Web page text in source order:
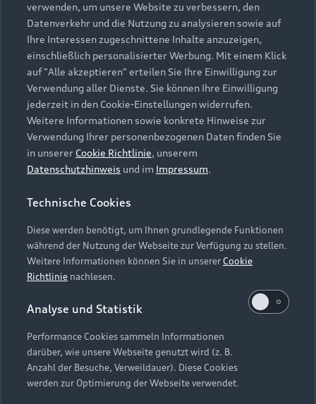
Modelle vergleichen
Elektromodelle
Plug-in-Hybride
Neuwagensuche
Gebrauchtwagensuche
Gebrauchtwagen
Finanzierung
Aktionen & Angebote
Geschäftskunden
Service & Zubehör
Saisonale Angebote
Audi Services
Garantie
Audi digital services
myAudi
Support
Kundenservice
Händlersuche
Audi Code
Online-Terminvereinbarung
Servicekontakt
Vertrag widerrufen
Über Audi
Unternehmen
Karriere
Investor Relations
Presse & Media Center
Datenschutz
Audi erleben
Newsletter
Impressum Rechtliches
Hinweisgebersystem
Datenschutzinformation
Cookie-Einstellungen
Cookie-Richtlinie
Barrierefreiheit
Hinweis: Die aktuelle Darstellung und Anordnung der
Embleme am Fahrzeug bei allen Abbildungen auf dieser
Webseite kann abweichen.
verwenden, um unsere Website zu verbessern, den
Datenverkehr und die Nutzung zu analysieren sowie auf
Ihre Interessen zugeschnittene Inhalte anzuzeigen,
einschließlich personalisierter Werbung. Mit einem Klick
auf "Alle akzeptieren" erteilen Sie Ihre Einwilligung zur
Verwendung aller Dienste. Sie können Ihre Einwilligung
jederzeit in den Cookie-Einstellungen widerrufen.
Weitere Informationen sowie konkrete Hinweise zur
Verwendung Ihrer personenbezogenen Daten finden Sie
in unserer Cookie Richtlinie, unserem
Datenschutzhinweis und im Impressum.
Technische Cookies
Diese werden benötigt, um Ihnen grundlegende Funktionen
während der Nutzung der Webseite zur Verfügung zu stellen.
Weitere Informationen können Sie in unsererCookie
Richtlinie nachlesen.
Analyse und Statistik
Performance Cookies sammeln Informationen
darüber, wie unsere Webseite genutzt wird (z. B.
Anzahl der Besuche, Verweildauer). Diese Cookies
werden zur Optimierung der Webseite verwendet.